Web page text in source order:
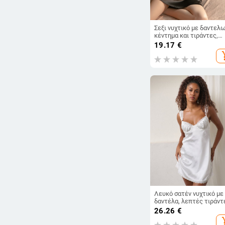
Σεξι νυχτικό με
κέντημα και τιράντες,
ανοιχτό πίσω, σατέν
ύφασμα για οικιακή
19.17 €
Λευκό σατέν νυχτικό με
δαντέλα, λεπτές
ανάλαφρο и αναπνεύσιμο
για γυναίκες
26.26 €